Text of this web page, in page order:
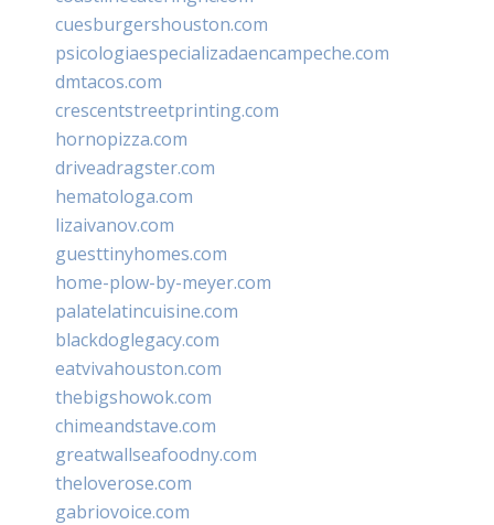
cuesburgershouston.com
psicologiaespecializadaencampeche.com
dmtacos.com
crescentstreetprinting.com
hornopizza.com
driveadragster.com
hematologa.com
lizaivanov.com
guesttinyhomes.com
home-plow-by-meyer.com
palatelatincuisine.com
blackdoglegacy.com
eatvivahouston.com
thebigshowok.com
chimeandstave.com
greatwallseafoodny.com
theloverose.com
gabriovoice.com